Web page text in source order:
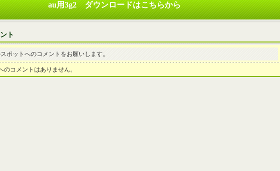
au用3g2 ダウンロードはこちらから
ト
ポットへのコメントをお願いします。
のコメントはありません。